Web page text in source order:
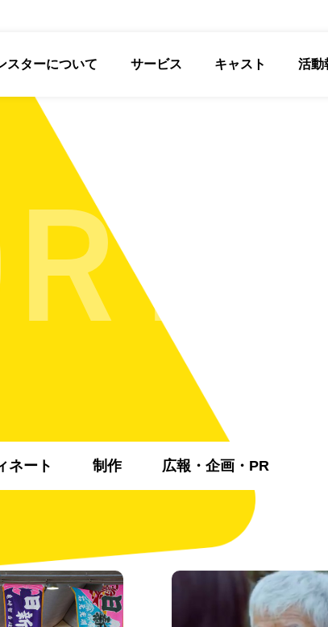
スターについて サービス キャスト 活動
ネート 制作 広報・企画・PR